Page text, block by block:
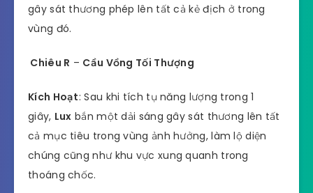
gây sát thương phép lên tất cả kẻ địch ở trong
vùng đó.
Chiêu R – Cầu Vồng Tối Thượng
Kích Hoạt: Sau khi tích tụ năng lượng trong 1
giây, Lux bắn một dải sáng gây sát thương lên tất
cả mục tiêu trong vùng ảnh hưởng, làm lộ diện
chúng cũng như khu vực xung quanh trong
thoáng chốc.